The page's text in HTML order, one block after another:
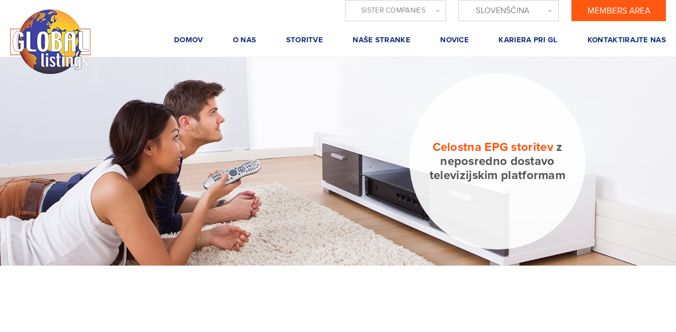
MEMBERS AREA
SLOVENŠČINA
SISTER COMPANIES
DOMOV O NAS STORITVE NAŠE STRANKE NOVICE KARIERA PRI GL KONTAKTIRAJTE NAS
Celostna EPG storitevz
neposredno dostavo
televizijskim platformam